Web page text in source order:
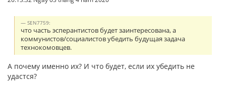
SEN7759:
что часть эсперантистов будет заинтересована, а
коммунистов/социалистов убедить будущая задача
технокомовцев.
А почему именно их? И что будет, если их убедить не
удастся?